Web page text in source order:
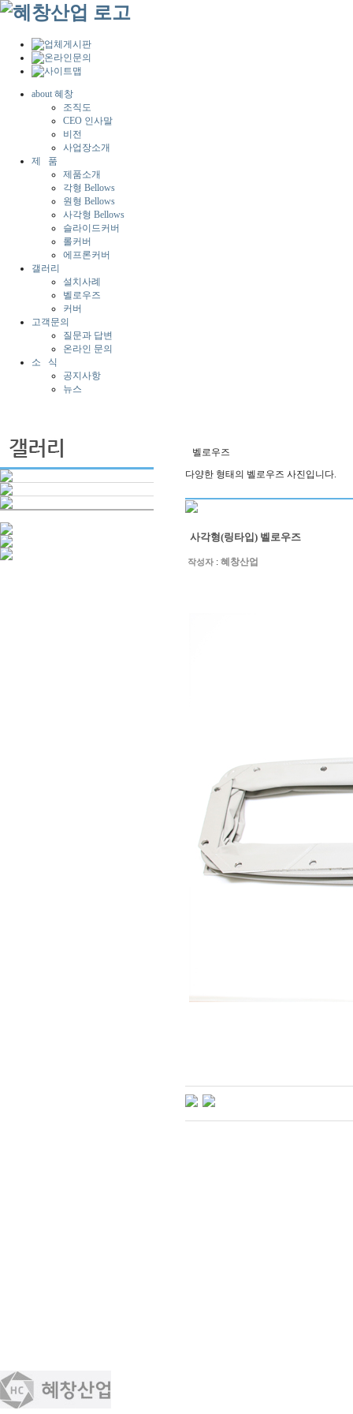
about 혜창
조직도
CEO 인사말
비전
사업장소개
제 품
제품소개
각형 Bellows
원형 Bellows
사각형 Bellows
슬라이드커버
롤커버
에프론커버
갤러리
설치사례
벨로우즈
커버
고객문의
질문과 답변
온라인 문의
소 식
공지사항
뉴스
벨로우즈
다양한 형태의 벨로우즈 사진입니다.
사각형(링타입) 벨로우즈
작성자 : 혜창산업